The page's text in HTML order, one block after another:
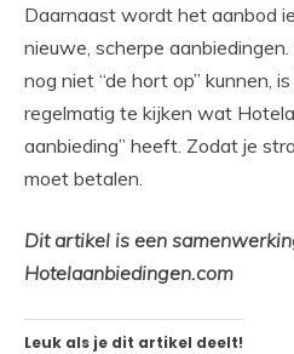
Daarnaast wordt het aanbod
nieuwe, scherpe
nog niet “de hort op” kunnen,
regelmatig te kijken wat
aanbieding” heeft. Zodat je
moet betalen.
Dit artikel is een
Hotelaanbiedingen.com
Leuk als je dit artikel deelt!